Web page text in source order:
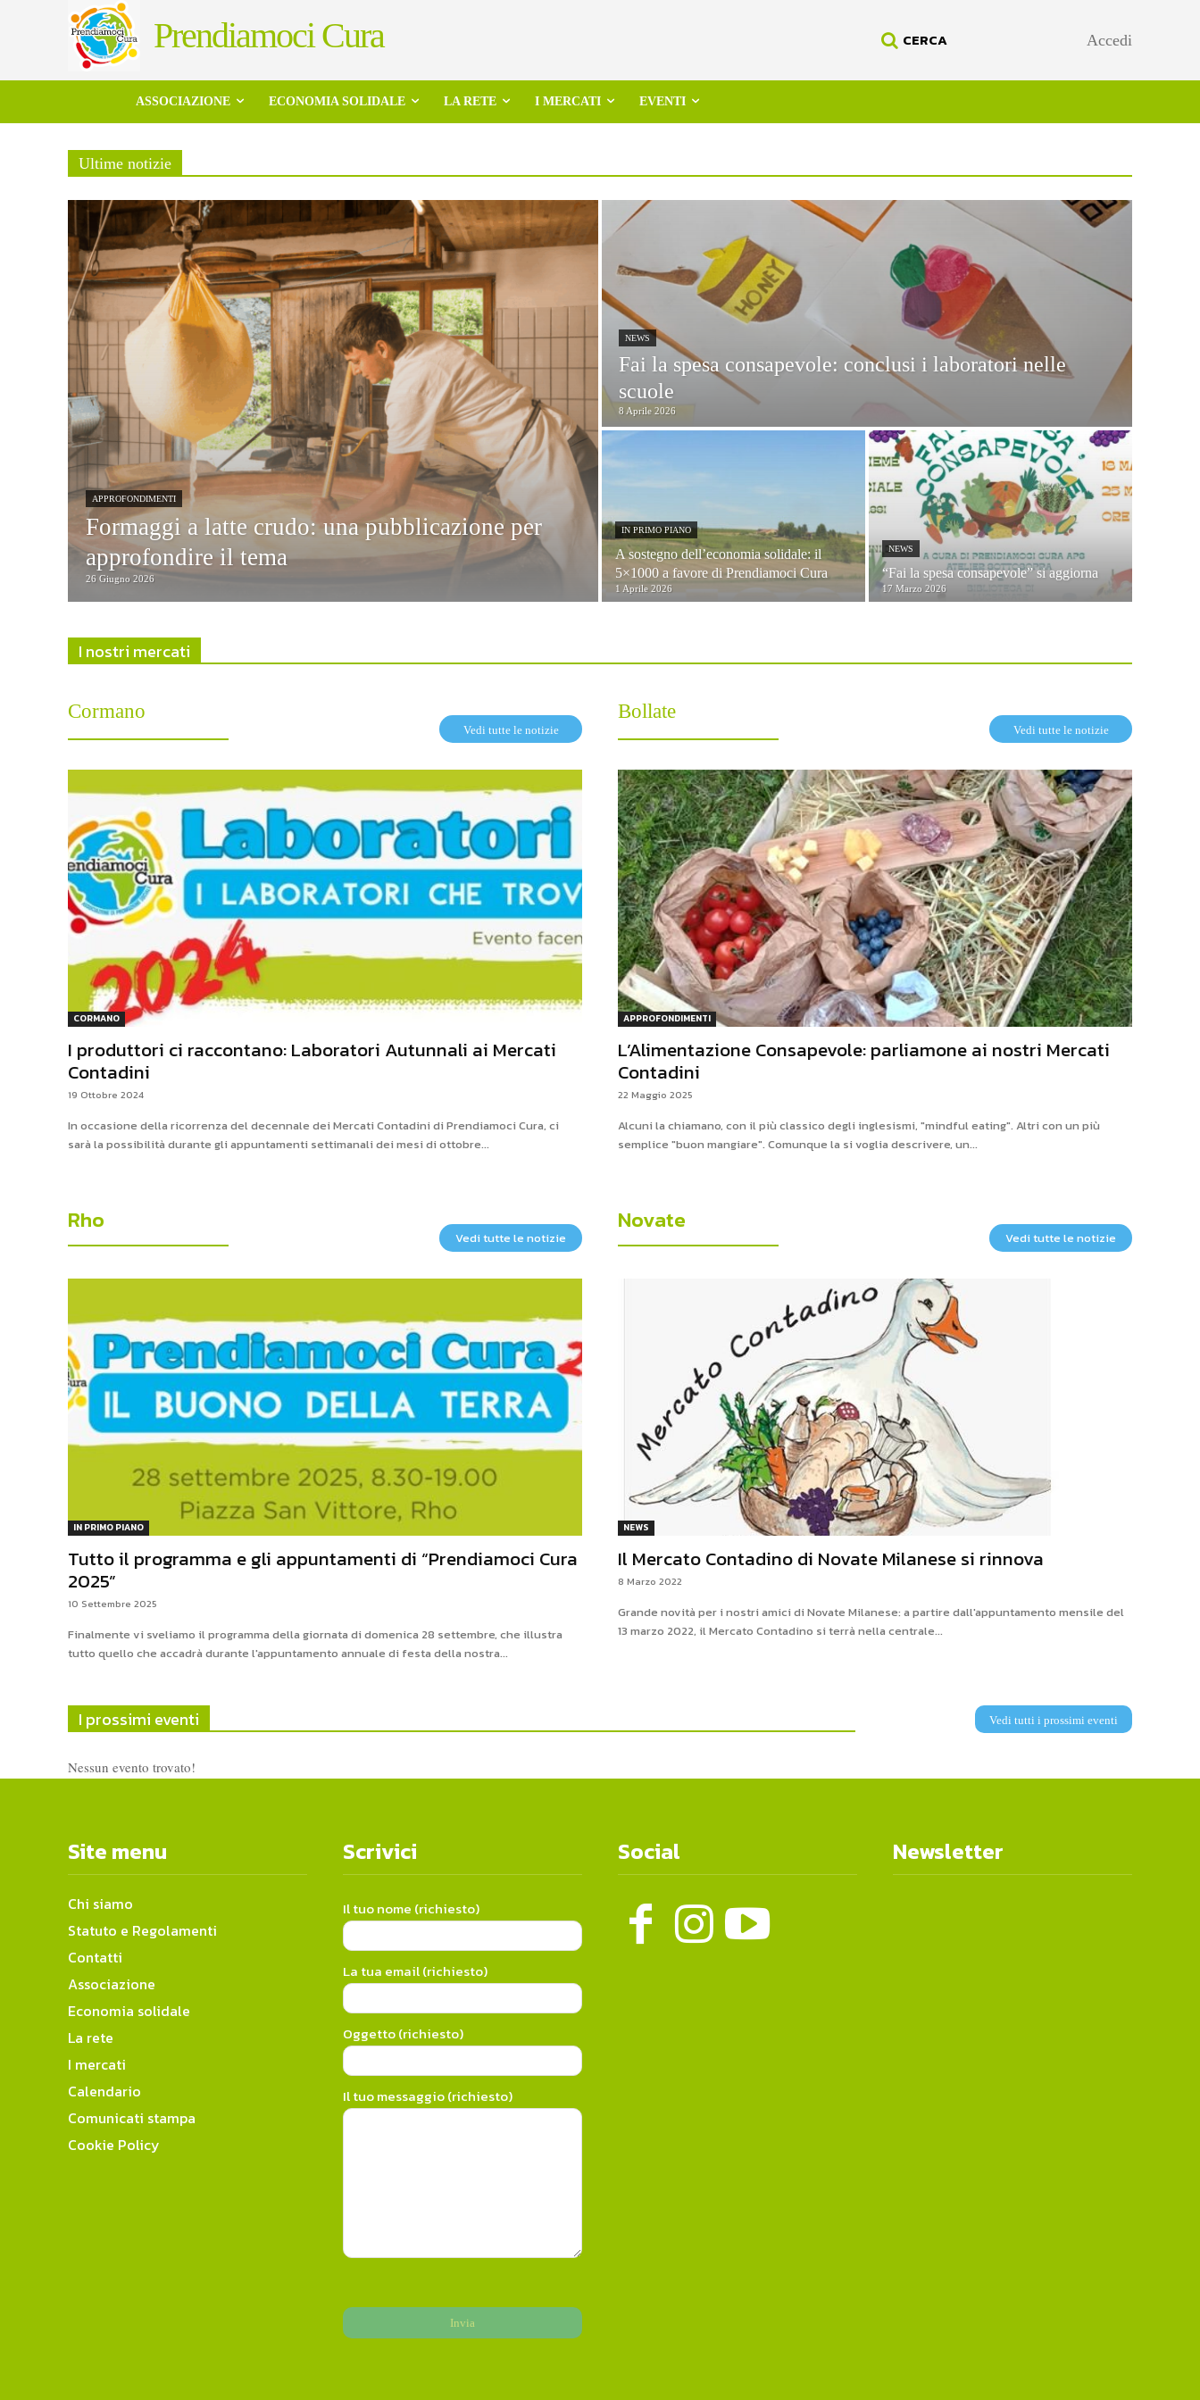
Prendiamoci Cura CERCA Accedi
ASSOCIAZIONE ECONOMIA SOLIDALE LA RETE I MERCATI EVENTI
Ultime notizie
APPROFONDIMENTI
Formaggi a latte crudo: una pubblicazione per
approfondire il tema
26 Giugno 2026
NEWS
Fai la spesa consapevole: conclusi i laboratori nelle
scuole
8 Aprile 2026
IN PRIMO PIANO
A sostegno dell’economia solidale: il
5×1000 a favore di Prendiamoci Cura
1 Aprile 2026
NEWS
“Fai la spesa consapevole” si aggiorna
17 Marzo 2026
I nostri mercati
Cormano
Vedi tutte le notizie
CORMANO
I produttori ci raccontano: Laboratori Autunnali ai Mercati
Contadini
19 Ottobre 2024
In occasione della ricorrenza del decennale dei Mercati Contadini di Prendiamoci Cura, ci
sarà la possibilità durante gli appuntamenti settimanali dei mesi di ottobre...
Bollate
Vedi tutte le notizie
APPROFONDIMENTI
L’Alimentazione Consapevole: parliamone ai nostri Mercati
Contadini
22 Maggio 2025
Alcuni la chiamano, con il più classico degli inglesismi, "mindful eating". Altri con un più
semplice "buon mangiare". Comunque la si voglia descrivere, un...
Rho
Vedi tutte le notizie
IN PRIMO PIANO
Tutto il programma e gli appuntamenti di “Prendiamoci Cura
2025”
10 Settembre 2025
Finalmente vi sveliamo il programma della giornata di domenica 28 settembre, che illustra
tutto quello che accadrà durante l'appuntamento annuale di festa della nostra...
Novate
Vedi tutte le notizie
NEWS
Il Mercato Contadino di Novate Milanese si rinnova
8 Marzo 2022
Grande novità per i nostri amici di Novate Milanese: a partire dall'appuntamento mensile del
13 marzo 2022, il Mercato Contadino si terrà nella centrale...
I prossimi eventi Vedi tutti i prossimi eventi
Nessun evento trovato!
Site menu
Chi siamo
Statuto e Regolamenti
Contatti
Associazione
Economia solidale
La rete
I mercati
Calendario
Comunicati stampa
Cookie Policy
Scrivici
Il tuo nome (richiesto)
La tua email (richiesto)
Oggetto (richiesto)
Il tuo messaggio (richiesto)
Social Newsletter